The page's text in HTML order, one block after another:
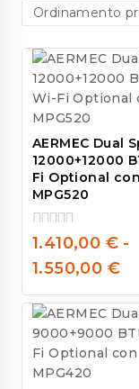
AERMEC Dual
12000+12000
Fi Optional con
MPG520
0
out
of
5
1.410,00 € -
1.550,00 €